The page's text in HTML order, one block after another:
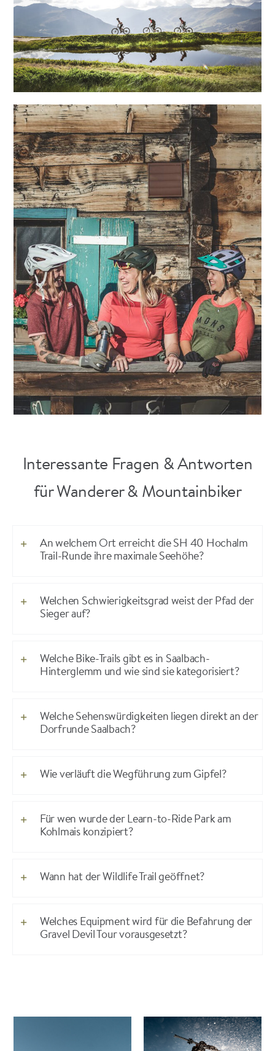
Interessante Fragen & Antworten
für Wanderer & Mountainbiker
An welchem Ort erreicht die SH 40 Hochalm
Trail-Runde ihre maximale Seehöhe?
Welchen Schwierigkeitsgrad weist der Pfad der
Sieger auf?
Welche Bike-Trails gibt es in Saalbach-
Hinterglemm und wie sind sie kategorisiert?
Welche Sehenswürdigkeiten liegen direkt an der
Dorfrunde Saalbach?
Wie verläuft die Wegführung zum Gipfel?
Für wen wurde der Learn-to-Ride Park am
Kohlmais konzipiert?
Wann hat der Wildlife Trail geöffnet?
Welches Equipment wird für die Befahrung der
Gravel Devil Tour vorausgesetzt?